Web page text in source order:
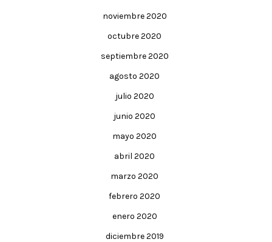
noviembre 2020
octubre 2020
septiembre 2020
agosto 2020
julio 2020
junio 2020
mayo 2020
abril 2020
marzo 2020
febrero 2020
enero 2020
diciembre 2019